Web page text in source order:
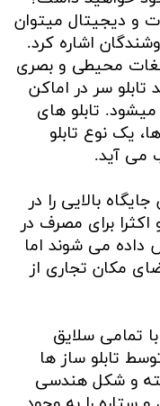
و دیجیتال میتوان
اشاره کرد.
محیطی و بصری
سر در اماکن
تابلو های
یک نوع تابلو
می آید.​​​​​​​
بالایی را در
برای مصرف در
داده می شوند اما
مکان تجاری از
تمامی سلایق
تابلو ساز ها
و شکل هندسی